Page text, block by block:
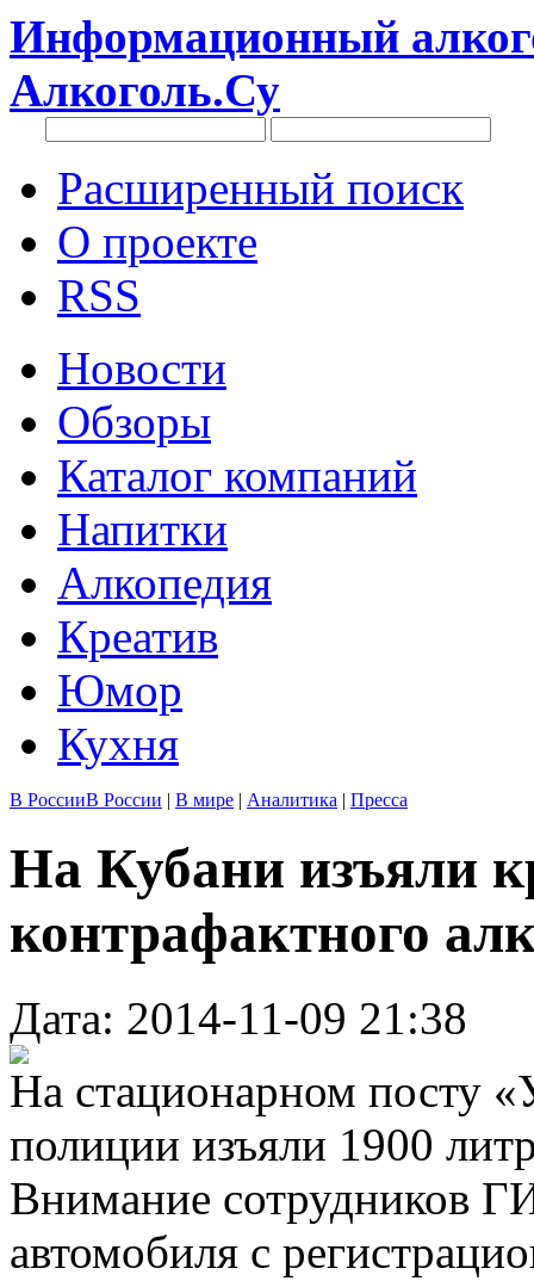
Информационный
Алкоголь.Су
Расширенный поиск
О проекте
RSS
Новости
Обзоры
Каталог компаний
Напитки
Алкопедия
Креатив
Юмор
Кухня
В РоссииВ России | В мире | Аналитика | Пресса
На Кубани изъяли
контрафактного
Дата: 2014-11-09 21:38
На стационарном посту
полиции изъяли 1900
Внимание сотрудников
автомобиля с